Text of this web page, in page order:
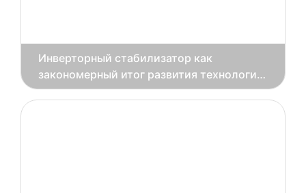
Инверторный стабилизатор как
закономерный итог развития технологий
стабилизации электроэнергии